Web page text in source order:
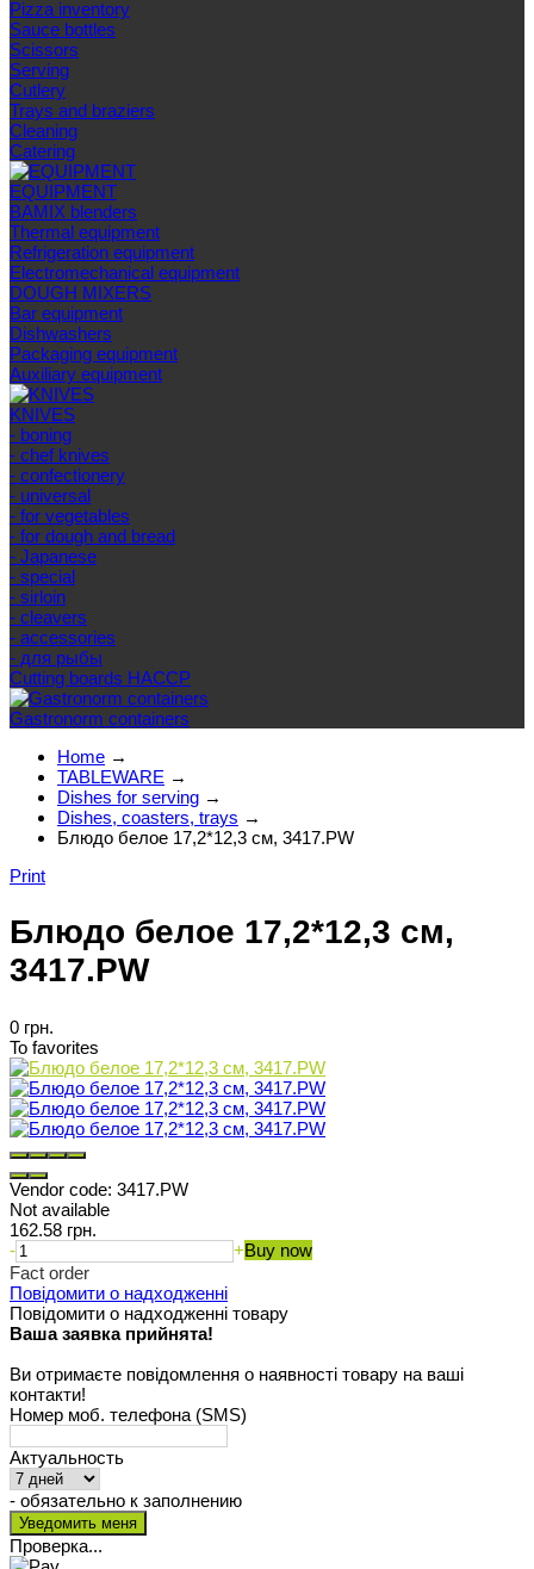
Pizza inventory
Sauce bottles
Scissors
Serving
Cutlery
Trays and braziers
Сleaning
Catering
EQUIPMENT
BAMIX blenders
Thermal equipment
Refrigeration equipment
Electromechanical equipment
DOUGH MIXERS
Bar equipment
Dishwashers
Packaging equipment
Auxiliary equipment
KNIVES
- boning
- chef knives
- confectionery
- universal
- for vegetables
- for dough and bread
- Japanese
- special
- sirloin
- cleavers
- accessories
- для рыбы
Cutting boards HACCP
Gastronorm containers
Home →
TABLEWARE →
Dishes for serving →
Dishes, coasters, trays →
Блюдо белое 17,2*12,3 см, 3417.PW
Print
Блюдо белое 17,2*12,3 см,
3417.PW
0 грн.
To favorites
Vendor code: 3417.PW
Not available
162.58 грн.
-
+Buy now
Fact order
Повідомити о надходженні
Повідомити о надходженні товару
Ваша заявка прийнята!
Ви отримаєте повідомлення о наявності товару на ваші
контакти!
Номер моб. телефона (SMS)
Актуальность
- обязательно к заполнению
Проверка...